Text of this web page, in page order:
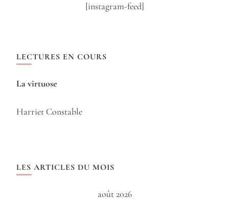
[instagram-feed]
LECTURES EN COURS
La virtuose
Harriet Constable
LES ARTICLES DU MOIS
août 2026